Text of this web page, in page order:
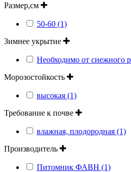
Размер,см
50-60 (1)
Зимнее укрытие
Необходимо от снежного
Морозостойкость
высокая (1)
Требование к почве
влажная, плодородная (1)
Производитель
Питомник ФАВН (1)